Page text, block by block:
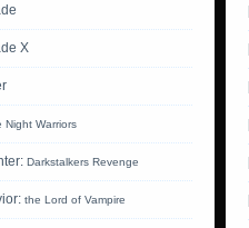
X
Night Warriors
Darkstalkers Revenge
the Lord of Vampire